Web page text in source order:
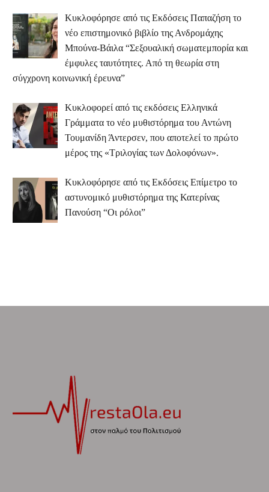
Κυκλοφόρησε από τις Εκδόσεις Παπαζήση το
νέο επιστημονικό βιβλίο της Ανδρομάχης
Μπούνα-Βάιλα “Σεξουαλική σωματεμπορία και
έμφυλες ταυτότητες. Από τη θεωρία στη
σύγχρονη κοινωνική έρευνα”
Κυκλοφορεί από τις εκδόσεις Ελληνικά
Γράμματα το νέο μυθιστόρημα του Αντώνη
Τουμανίδη Άντερσεν, που αποτελεί το πρώτο
μέρος της «Τριλογίας των Δολοφόνων».
Κυκλοφόρησε από τις Εκδόσεις Επίμετρο το
αστυνομικό μυθιστόρημα της Κατερίνας
Πανούση “Οι ρόλοι”